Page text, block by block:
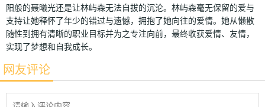
阳般的聂曦光还是让林屿森无法自拔的沉沦。林屿森毫无保留的爱与
支持让她释怀了年少的错过与遗憾，拥抱了她向往的爱情。她从懒散
随性到拥有清晰的职业目标并为之专注向前，最终收获爱情、友情，
实现了梦想和自我成长。
网友评论